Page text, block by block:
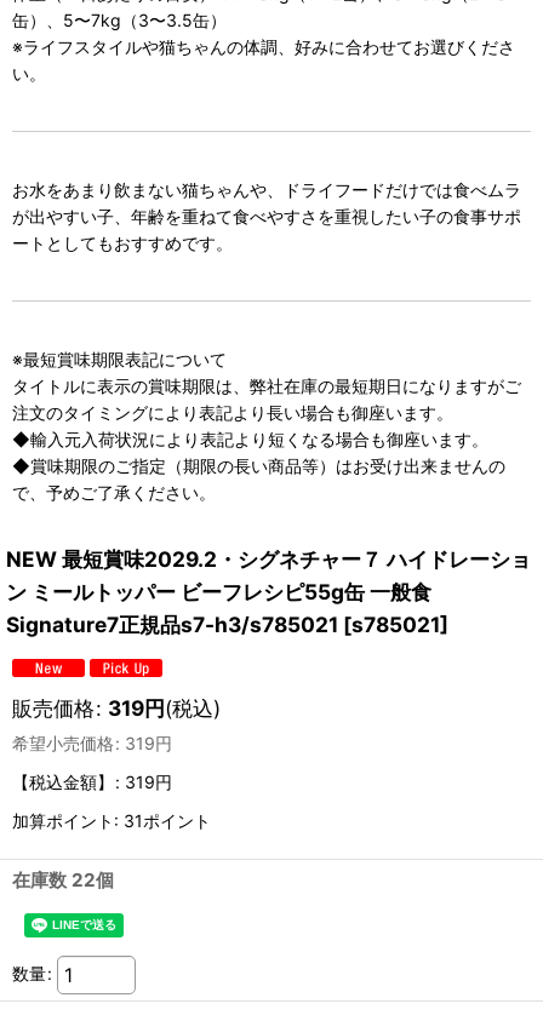
缶）、5〜7kg（3〜3.5缶）
※ライフスタイルや猫ちゃんの体調、好みに合わせてお選びくださ
い。
お水をあまり飲まない猫ちゃんや、ドライフードだけでは食べムラ
が出やすい子、年齢を重ねて食べやすさを重視したい子の食事サポ
ートとしてもおすすめです。
※最短賞味期限表記について
タイトルに表示の賞味期限は、弊社在庫の最短期日になりますがご
注文のタイミングにより表記より長い場合も御座います。
◆輸入元入荷状況により表記より短くなる場合も御座います。
◆賞味期限のご指定（期限の長い商品等）はお受け出来ませんの
で、予めご了承ください。
NEW 最短賞味2029.2・シグネチャー７ ハイドレーショ
ン ミールトッパー ビーフレシピ55g缶 一般食
Signature7正規品s7-h3/s785021 [s785021]
販売価格: 319円(税込)
希望小売価格: 319円
【税込金額】
: 319円
加算ポイント: 31ポイント
在庫数 22個
数量: